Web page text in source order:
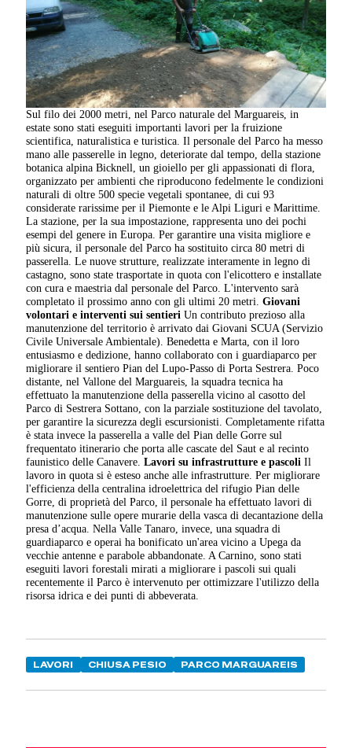
Sul filo dei 2000 metri, nel Parco naturale del Marguareis, in
estate sono stati eseguiti importanti lavori per la fruizione
scientifica, naturalistica e turistica. Il personale del Parco ha messo
mano alle passerelle in legno, deteriorate dal tempo, della stazione
botanica alpina Bicknell, un gioiello per gli appassionati di flora,
organizzato per ambienti che riproducono fedelmente le condizioni
naturali di oltre 500 specie vegetali spontanee, di cui 93
considerate rarissime per il Piemonte e le Alpi Liguri e Marittime.
La stazione, per la sua impostazione, rappresenta uno dei pochi
esempi del genere in Europa. Per garantire una visita migliore e
più sicura, il personale del Parco ha sostituito circa 80 metri di
passerella. Le nuove strutture, realizzate interamente in legno di
castagno, sono state trasportate in quota con l'elicottero e installate
con cura e maestria dal personale del Parco. L'intervento sarà
completato il prossimo anno con gli ultimi 20 metri.Giovani
volontari e interventi sui sentieri Un contributo prezioso alla
manutenzione del territorio è arrivato dai Giovani SCUA (Servizio
Civile Universale Ambientale). Benedetta e Marta, con il loro
entusiasmo e dedizione, hanno collaborato con i guardiaparco per
migliorare il sentiero Pian del Lupo-Passo di Porta Sestrera. Poco
distante, nel Vallone del Marguareis, la squadra tecnica ha
effettuato la manutenzione della passerella vicino al casotto del
Parco di Sestrera Sottano, con la parziale sostituzione del tavolato,
per garantire la sicurezza degli escursionisti. Completamente rifatta
è stata invece la passerella a valle del Pian delle Gorre sul
frequentato itinerario che porta alle cascate del Saut e al recinto
faunistico delle Canavere.Lavori su infrastrutture e pascoli Il
lavoro in quota si è esteso anche alle infrastrutture. Per migliorare
l'efficienza della centralina idroelettrica del rifugio Pian delle
Gorre, di proprietà del Parco, il personale ha effettuato lavori di
manutenzione sulle opere murarie della vasca di decantazione della
presa d’acqua. Nella Valle Tanaro, invece, una squadra di
guardiaparco e operai ha bonificato un'area vicino a Upega da
vecchie antenne e parabole abbandonate. A Carnino, sono stati
eseguiti lavori forestali mirati a migliorare i pascoli sui quali
recentemente il Parco è intervenuto per ottimizzare l'utilizzo della
risorsa idrica e dei punti di abbeverata.
LAVORI CHIUSA PESIO PARCO MARGUAREIS